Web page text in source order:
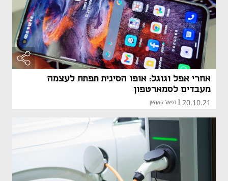
אחרי אפל וגוגל: אופו הסינית תפתח לעצמה
מעבדים לסמארטפון
20.10.21 רפאל קאהאן